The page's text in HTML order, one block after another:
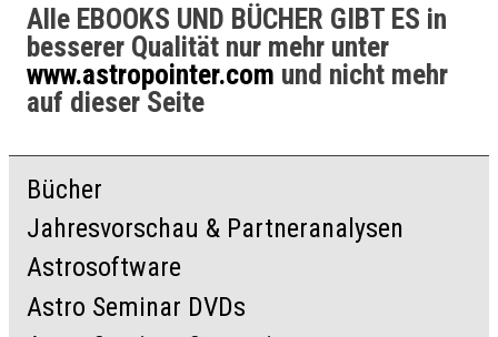
Alle EBOOKS UND BÜCHER GIBT ES in
besserer Qualität nur mehr unter
www.astropointer.com und nicht mehr
auf dieser Seite
Bücher
Jahresvorschau & Partneranalysen
Astrosoftware
Astro Seminar DVDs